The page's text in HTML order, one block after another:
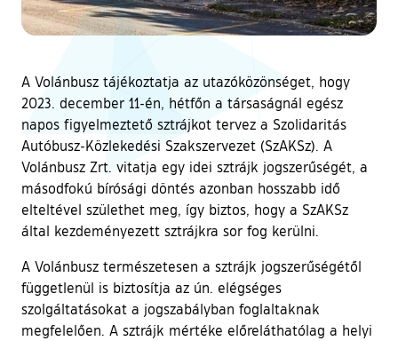
A Volánbusz tájékoztatja az utazóközönséget, hogy
2023. december 11-én, hétfőn a társaságnál egész
napos figyelmeztető sztrájkot tervez a Szolidaritás
Autóbusz-Közlekedési Szakszervezet (SzAKSz). A
Volánbusz Zrt. vitatja egy idei sztrájk jogszerűségét, a
másodfokú bírósági döntés azonban hosszabb idő
elteltével születhet meg, így biztos, hogy a SzAKSz
által kezdeményezett sztrájkra sor fog kerülni.
A Volánbusz természetesen a sztrájk jogszerűségétől
függetlenül is biztosítja az ún. elégséges
szolgáltatásokat a jogszabályban foglaltaknak
megfelelően. A sztrájk mértéke előreláthatólag a helyi